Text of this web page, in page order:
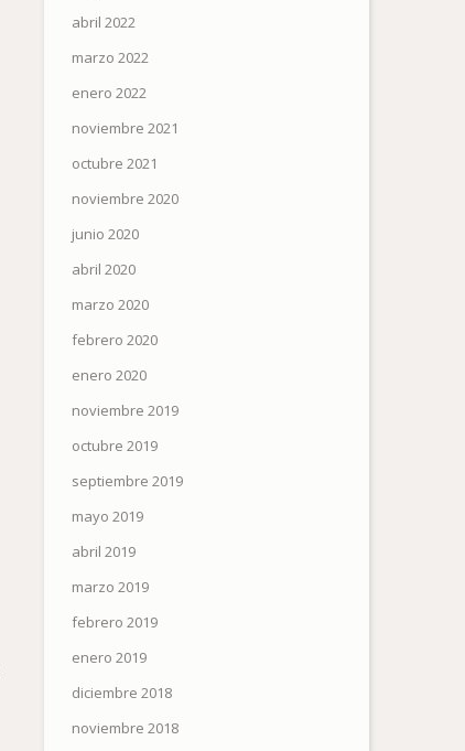
abril 2022
marzo 2022
enero 2022
noviembre 2021
octubre 2021
noviembre 2020
junio 2020
abril 2020
marzo 2020
febrero 2020
enero 2020
noviembre 2019
octubre 2019
septiembre 2019
mayo 2019
abril 2019
marzo 2019
febrero 2019
enero 2019
diciembre 2018
noviembre 2018